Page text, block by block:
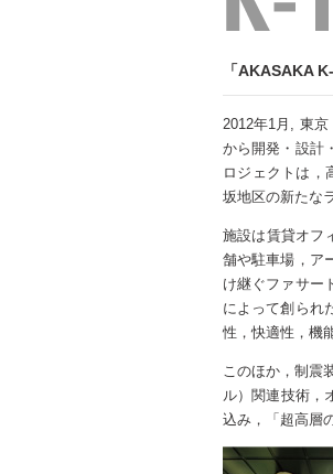
「AKASAKA
2012年1月, 東
から開発・設計
ロジェクトは，
坂地区の新たな
施設は賃貸オフ
舗や駐車場，ア
け継ぐファサー
によって創られ
性，快適性，機
このほか，制震
ル）関連技術，
込み，「超高層